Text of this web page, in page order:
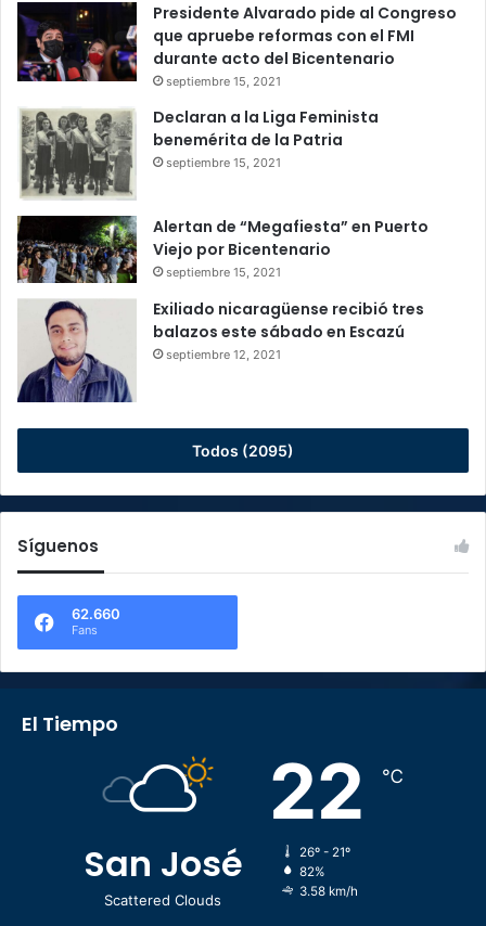
Presidente Alvarado pide al Congreso
que apruebe reformas con el FMI
durante acto del Bicentenario
septiembre 15, 2021
Declaran a la Liga Feminista
benemérita de la Patria
septiembre 15, 2021
Alertan de “Megafiesta” en Puerto
Viejo por Bicentenario
septiembre 15, 2021
Exiliado nicaragüense recibió tres
balazos este sábado en Escazú
septiembre 12, 2021
Todos (2095)
Síguenos
62.660
Fans
El Tiempo
San José
Scattered Clouds
22 ℃
26º - 21º
82%
3.58 km/h